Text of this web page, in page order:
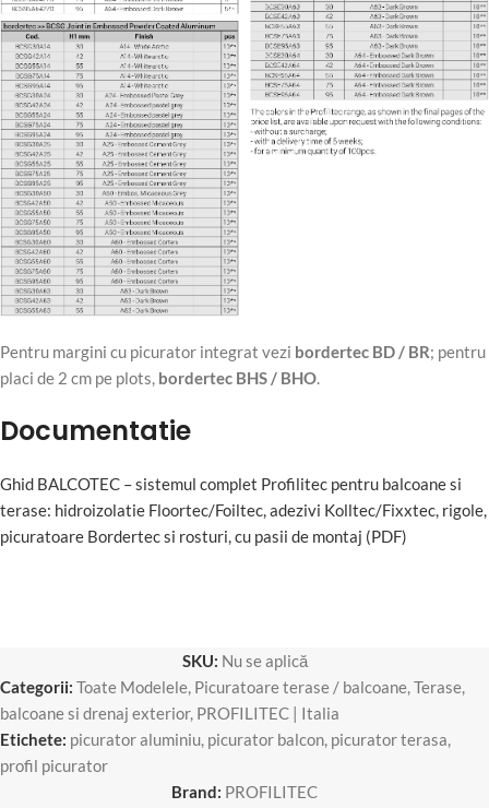
Pentru margini cu picurator integrat vezi bordertec BD / BR; pentru
placi de 2 cm pe plots, bordertec BHS / BHO.
Documentatie
Ghid BALCOTEC – sistemul complet Profilitec pentru balcoane si
terase: hidroizolatie Floortec/Foiltec, adezivi Kolltec/Fixxtec, rigole,
picuratoare Bordertec si rosturi, cu pasii de montaj (PDF)
SKU: Nu se aplică
Categorii: Toate Modelele, Picuratoare terase / balcoane,Terase,
balcoane si drenaj exterior, PROFILITEC | Italia
Etichete: picurator aluminiu, picurator balcon, picurator terasa,
profil picurator
Brand: PROFILITEC